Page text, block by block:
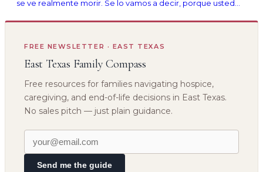
se ve realmente morir. Se lo vamos a decir, porque usted
FREE NEWSLETTER · EAST TEXAS
East Texas Family Compass
Free resources for families navigating hospice,
caregiving, and end-of-life decisions in East Texas.
No sales pitch — just plain guidance.
Send me the guide